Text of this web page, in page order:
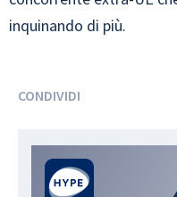
inquinando di più.
CONDIVIDI